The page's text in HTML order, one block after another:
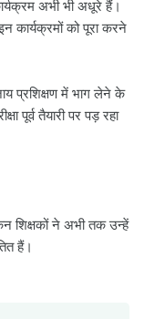
अभी भी अधूरे हैं।
कार्यक्रमों को पूरा करने
प्रशिक्षण में भाग लेने के
पूर्व तैयारी पर पड़ रहा
शिक्षकों ने अभी तक उन्हें
हैं।